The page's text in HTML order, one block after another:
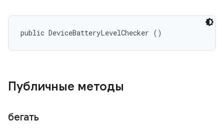
public DeviceBatteryLevelChecker ()
Публичные методы
бегать